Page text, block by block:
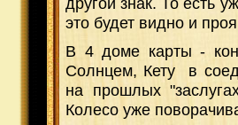
это будет видно и
В 4 доме карты -
Солнцем, Кету в
на прошлых
Колесо уже